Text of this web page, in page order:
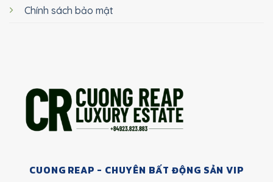
CUONG REAP - CHUYÊN BẤT ĐỘNG SẢN VIP
Chính sách bảo mật